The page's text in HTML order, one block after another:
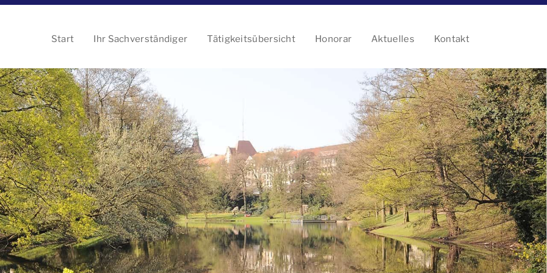
Start Ihr Sachverständiger Tätigkeitsübersicht Honorar Aktuelles Kontakt